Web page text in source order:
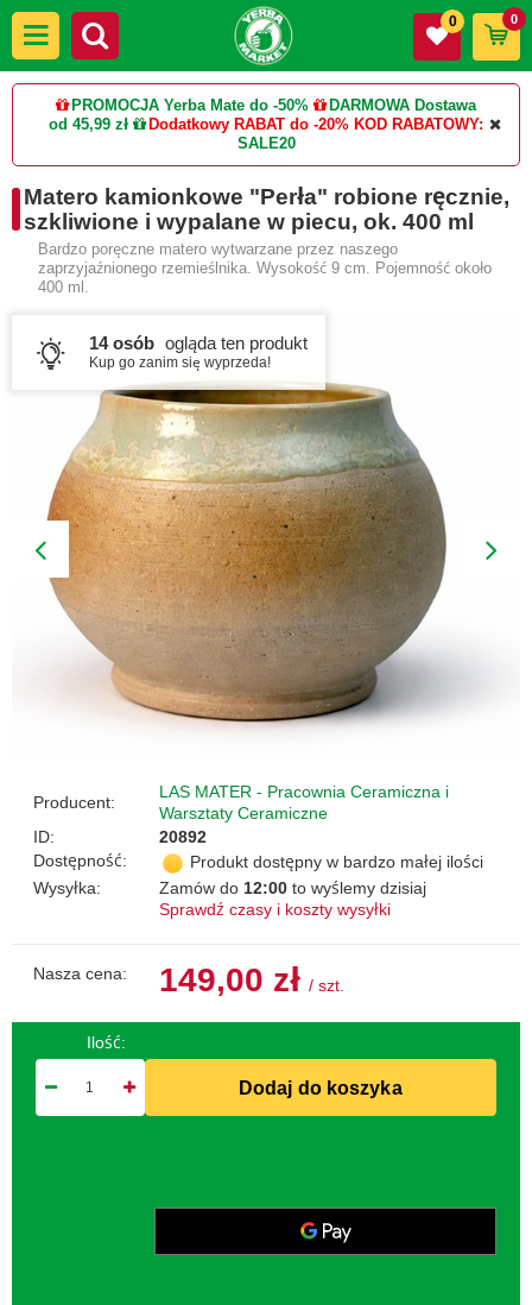
PROMOCJA Yerba Mate do -50%
DARMOWA Dostawa
od 45,99 zł
Dodatkowy RABAT do -20% KOD RABATOWY:
SALE20
0 0
Matero kamionkowe "Perła" robione ręcznie,
szkliwione i wypalane w piecu, ok. 400 ml
Bardzo poręczne matero wytwarzane przez naszego
zaprzyjaźnionego rzemieślnika. Wysokość 9 cm. Pojemność około
400 ml.
14 osób ogląda ten produkt
Kup go zanim się wyprzeda!
Producent:
LAS MATER - Pracownia Ceramiczna i
Warsztaty Ceramiczne
ID:
20892
Dostępność:
Produkt dostępny w bardzo małej ilości
Wysyłka:
Zamów do 12:00 to wyślemy dzisiaj
Sprawdź czasy i koszty wysyłki
Nasza cena: 149,00 zł / szt.
Ilość:
Dodaj do koszyka